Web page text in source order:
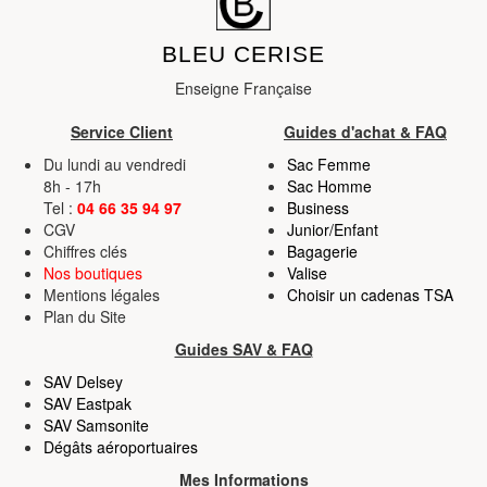
BLEU CERISE
Enseigne Française
Service Client
Guides d'achat & FAQ
Du lundi au vendredi
8h - 17h
Tel : 04 66 35 94 97
CGV
Chiffres clés
Nos boutiques
Mentions légales
Plan du Site
Sac Femme
Sac Homme
Business
Junior/Enfant
Bagagerie
Valise
Choisir un cadenas TSA
Guides SAV & FAQ
SAV Delsey
SAV Eastpak
SAV Samsonite
Dégâts aéroportuaires
Mes Informations